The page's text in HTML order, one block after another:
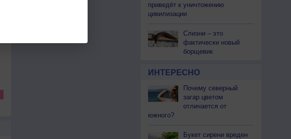
приведёт к уничтожению
цивилизации
Слизни – это
фактически новый
борщевик
ИНТЕРЕСНО
Почему северный
загар цветом
отличается от
южного?
Букет сирени вреден